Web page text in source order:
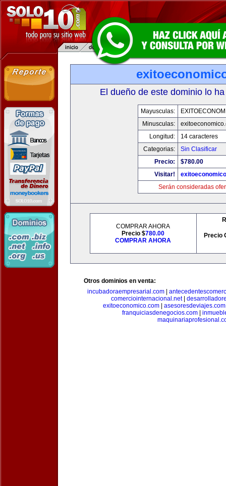
El dueño de este dominio lo
Mayusculas:
Minusculas:
Longitud:
14 caracteres
Categorias:
Sin Clasificar
Precio:
$780.00
Visitar!
Serán consideradas
COMPRAR AHORA
Precio $780.00
COMPRAR AHORA
Precio
Otros dominios en venta:
incubadoraempresarial.com
comerciointernacional.net|
exitoeconomico.com| asesoresdeviajes.com
franquiciasdenegocios.com|